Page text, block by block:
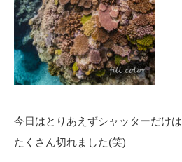
今日はとりあえずシャッターだけは
たくさん切れました(笑)